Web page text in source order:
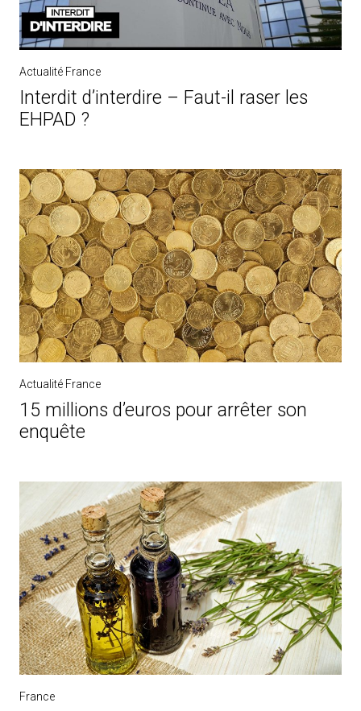
Actualité France
Interdit d’interdire – Faut-il raser les
EHPAD ?
Actualité France
15 millions d’euros pour arrêter son
enquête
France